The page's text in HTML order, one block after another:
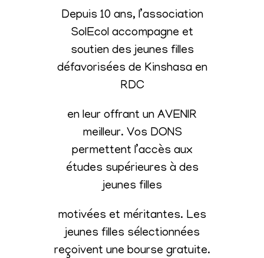
Depuis 10 ans, l’association
SolEcol accompagne et
soutien des jeunes filles
défavorisées de Kinshasa en
RDC
en leur offrant un AVENIR
meilleur. Vos DONS
permettent l’accès aux
études supérieures à des
jeunes filles
motivées et méritantes. Les
jeunes filles sélectionnées
reçoivent une bourse gratuite.